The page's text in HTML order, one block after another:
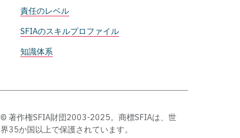
責任のレベル
SFIAのスキルプロファイル
知識体系
© 著作権SFIA財団2003-2025。商標SFIAは、世
界35か国以上で保護されています。